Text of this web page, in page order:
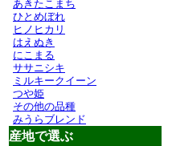
あきたこまち
ひとめぼれ
ヒノヒカリ
はえぬき
にこまる
ササニシキ
ミルキークイーン
つや姫
その他の品種
みうらブレンド
産地で選ぶ